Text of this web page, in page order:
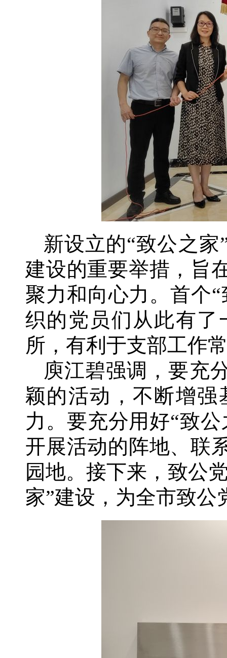
新设立的“致公之
建设的重要举措，旨
聚力和向心力。首个
织的党员们从此有
所，有利于支部工作
庾江碧强调，要充
颖的活动，不断增
力。要充分用好“致
开展活动的阵地、联
园地。接下来，致公
家”建设，为全市致